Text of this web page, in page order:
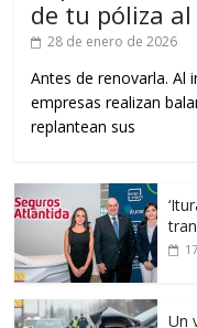
de tu póliza
28 de enero de 2026
Antes de renovarla. Al
empresas realizan
replantean sus
Un